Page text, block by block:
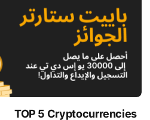
TOP 5 Cryptocurrencies